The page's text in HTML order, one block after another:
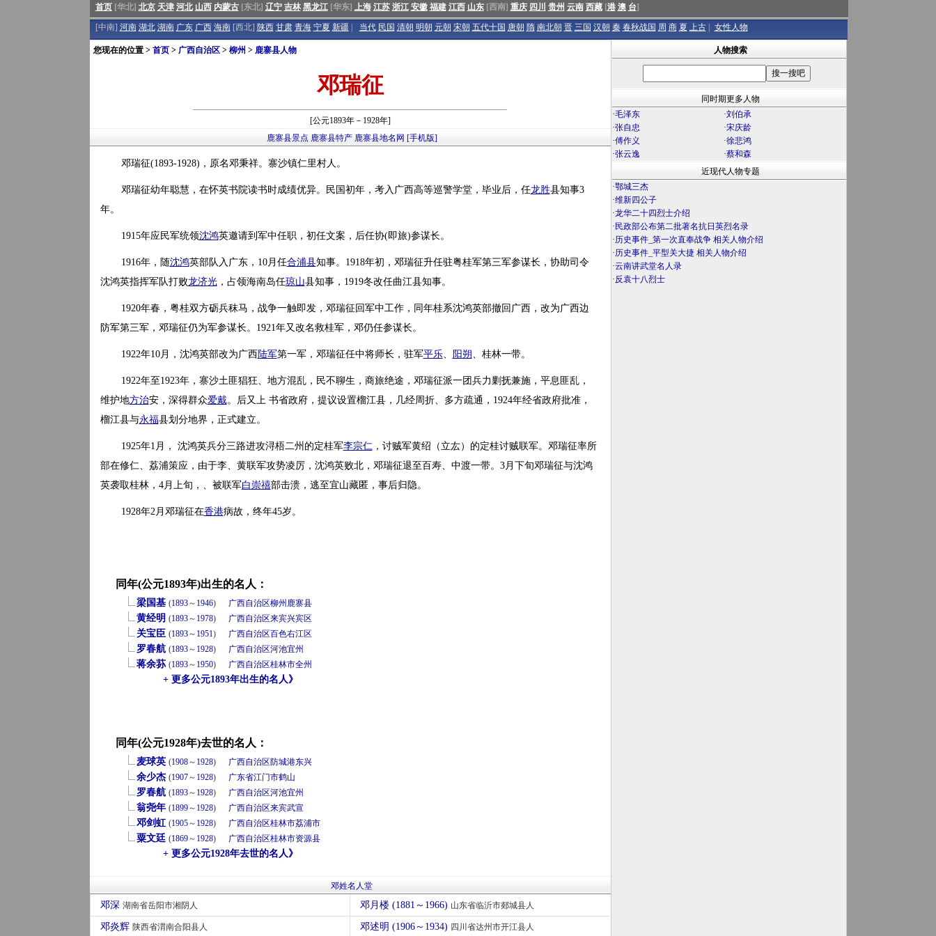
首页[华北] 北京 天津 河北 山西 内蒙古[东北] 辽宁 吉林 黑龙江[华东] 上海 江苏 浙江 安徽 福建 江西 山东[西南] 重庆 四川 贵州 云南 西藏[港 澳 台]
[中南] 河南 湖北 湖南 广东 广西 海南[西北] 陕西 甘肃 青海 宁夏 新疆 当代 民国 清朝 明朝 元朝 宋朝 五代十国 唐朝 隋 南北朝 晋 三国 汉朝 秦 春秋战国 周 商 夏 上古 女性人物
您现在的位置 > 首页> 广西自治区> 柳州 > 鹿寨县人物
邓瑞征
[公元1893年－1928年]
鹿寨县景点 鹿寨县特产 鹿寨县地名网 [手机版]
邓瑞征(1893-1928)，原名邓秉祥。寨沙镇仁里村人。
邓瑞征幼年聪慧，在怀英书院读书时成绩优异。民国初年，考入广西高等巡警学堂，毕业后，任龙胜县知事3
年。
1915年应民军统领沈鸿英邀请到军中任职，初任文案，后任协(即旅)参谋长。
1916年，随沈鸿英部队入广东，10月任合浦县知事。1918年初，邓瑞征升任驻粤桂军第三军参谋长，协助司令
沈鸿英指挥军队打败龙济光，占领海南岛任琼山县知事，1919冬改任曲江县知事。
1920年春，粤桂双方砺兵秣马，战争一触即发，邓瑞征回军中工作，同年桂系沈鸿英部撤回广西，改为广西边
防军第三军，邓瑞征仍为军参谋长。1921年又改名救桂军，邓仍任参谋长。
1922年10月，沈鸿英部改为广西 陆军第一军，邓瑞征任中将师长，驻军平乐、 阳朔 、桂林一带。
1922年至1923年，寨沙土匪猖狂、地方混乱，民不聊生，商旅绝途，邓瑞征派一团兵力剿抚兼施，平息匪乱，
维护地方治安，深得群众爱戴。后又上 书省政府，提议设置榴江县，几经周折、多方疏通，1924年经省政府批准，
榴江县与永福县划分地界，正式建立。
1925年1月， 沈鸿英兵分三路进攻浔梧二州的定桂军李宗仁，讨贼军黄绍（立厷）的定桂讨贼联军。邓瑞征率所
部在修仁、荔浦策应，由于李、黄联军攻势凌厉，沈鸿英败北，邓瑞征退至百寿、中渡一带。3月下旬邓瑞征与沈鸿
英袭取桂林，4月上旬，、被联军白崇禧部击溃，逃至宜山藏匿，事后归隐。
1928年2月邓瑞征在香港病故，终年45岁。
同年(公元1893年)出生的名人：
梁国基 (1893～ 1946) 广西自治区柳州 鹿寨县
黄经明 (1893～ 1978) 广西自治区来宾兴宾区
关宝臣 (1893～ 1951) 广西自治区百色右江区
罗春航 (1893～ 1928) 广西自治区河池宜州
蒋余荪 (1893～ 1950) 广西自治区桂林市全州
+ 更多公元1893年出生的名人》
同年(公元1928年)去世的名人：
麦球英 (1908～ 1928) 广西自治区防城港东兴
余少杰 (1907～ 1928) 广东省江门市鹤山
罗春航 (1893～ 1928) 广西自治区河池宜州
翁尧年 (1899～ 1928) 广西自治区来宾武宣
邓剑虹 (1905～ 1928) 广西自治区桂林市荔浦市
粟文廷 (1869～ 1928) 广西自治区桂林市资源县
+ 更多公元1928年去世的名人》
邓姓名人堂
邓深 湖南省岳阳市湘阴人 邓月楼 (1881～1966) 山东省临沂市郯城县人
邓炎辉 陕西省渭南合阳县人 邓述明 (1906～1934) 四川省达州市开江县人
人物搜索
同时期更多人物
·毛泽东 ·刘伯承
·张自忠 ·宋庆龄
·傅作义 ·徐悲鸿
·张云逸 ·蔡和森
近现代人物专题
·鄂城三杰
·维新四公子
·龙华二十四烈士介绍
· 民政部公布第二批著名抗日英烈名录
·历史事件_第一次直奉战争 相关人物介绍
·历史事件_平型关大捷 相关人物介绍
·云南讲武堂名人录
·反袁十八烈士